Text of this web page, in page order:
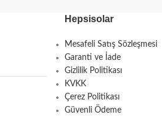
Hepsisolar
Mesafeli Satış Sözleşmesi
Garanti ve İade
Gizlilik Politikası
KVKK
Çerez Politikası
Güvenli Ödeme